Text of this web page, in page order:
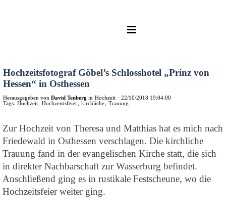
Hochzeitsfotograf Göbel’s Schlosshotel „Prinz von
Hessen“ in Osthessen
Herausgegeben von David Tenberg in Hochzeit · 22/10/2018 19:04:00
Tags: Hochzeit Hochzeistsfeier kirchliche Trauung
Zur Hochzeit von Theresa und Matthias hat es mich nach
Friedewald in Osthessen verschlagen. Die kirchliche
Trauung fand in der evangelischen Kirche statt, die sich
in direkter Nachbarschaft zur Wasserburg befindet.
Anschließend ging es in rustikale Festscheune, wo die
Hochzeitsfeier weiter ging.